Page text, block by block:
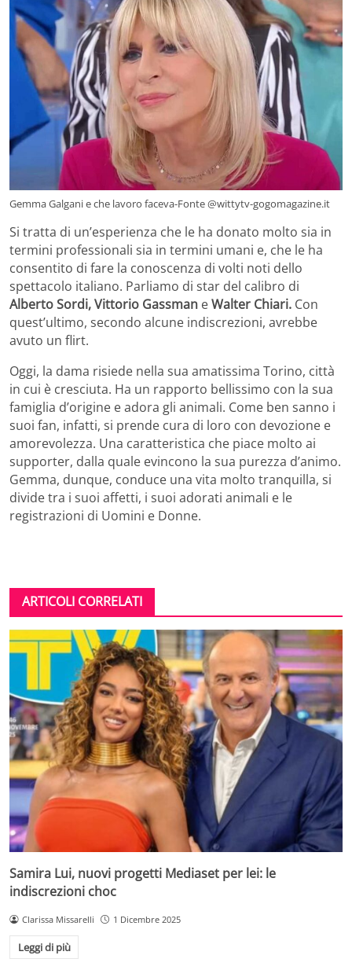
Gemma Galgani e che lavoro faceva-Fonte @wittytv-gogomagazine.it
Si tratta di un’esperienza che le ha donato molto sia in
termini professionali sia in termini umani e, che le ha
consentito di fare la conoscenza di volti noti dello
spettacolo italiano. Parliamo di star del calibro di
Alberto Sordi, Vittorio Gassman eWalter Chiari. Con
quest’ultimo, secondo alcune indiscrezioni, avrebbe
avuto un flirt.
Oggi, la dama risiede nella sua amatissima Torino, città
in cui è cresciuta. Ha un rapporto bellissimo con la sua
famiglia d’origine e adora gli animali. Come ben sanno i
suoi fan, infatti, si prende cura di loro con devozione e
amorevolezza. Una caratteristica che piace molto ai
supporter, dalla quale evincono la sua purezza d’animo.
Gemma, dunque, conduce una vita molto tranquilla, si
divide tra i suoi affetti, i suoi adorati animali e le
registrazioni di Uomini e Donne.
ARTICOLI CORRELATI
Samira Lui, nuovi progetti Mediaset per lei: le
indiscrezioni choc
Clarissa Missarelli 1 Dicembre 2025
Leggi di più